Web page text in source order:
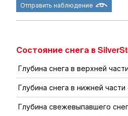
Отправить наблюдение
Состояние снега в
Глубина снега в верхней
Глубина снега в нижней части
Глубина свежевыпавшего